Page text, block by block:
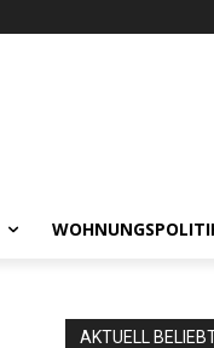
AKTUELL